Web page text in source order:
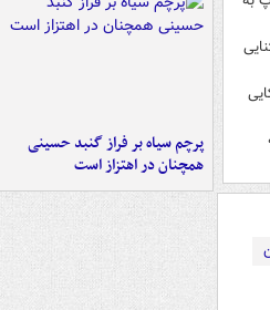
پرچم سیاه بر فراز گنبد حسینی
همچنان در اهتزاز است